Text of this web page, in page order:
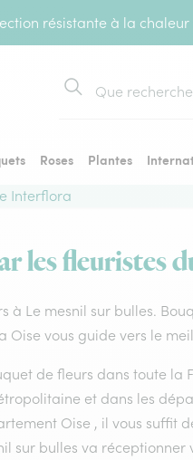
résistante à la chaleur
Rechercher
Roses Plantes
Interflora
les fleuristes
à Le mesnil sur bulles.
Oise vous guide vers le
de fleurs dans toute la
et dans les
Oise , il vous suffit
sur bulles va